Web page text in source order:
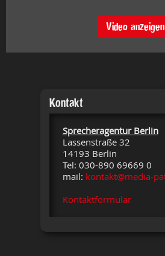
Video anzeigen
Kontakt
Sprecheragentur Berlin
Lassenstraße 32
14193 Berlin
Tel: 030-890 69669 0
mail: kontakt@media-
Kontaktformular